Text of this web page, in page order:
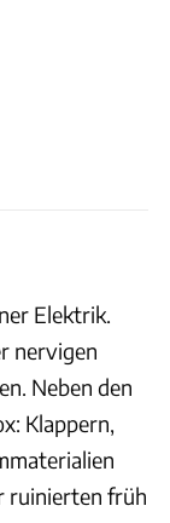
Elektrik.
nervigen
Neben den
Klappern,
ruinierten früh